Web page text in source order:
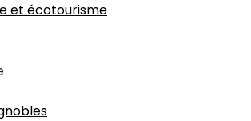
et écotourisme